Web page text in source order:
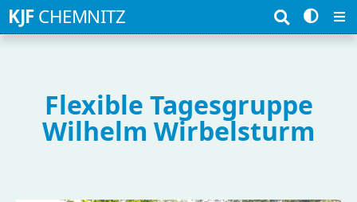
KJF CHEMNITZ Suchbegriffe
Flexible Tagesgruppe
Wilhelm Wirbelsturm